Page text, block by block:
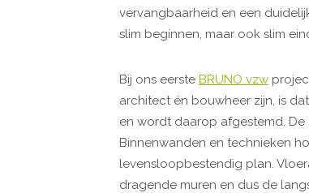
vervangbaarheid en een
slim beginnen, maar ook slim
Bij ons eerste BRUNO vzw
architect én bouwheer zijn, is
en wordt daarop afgestemd.
Binnenwanden en technieken
levensloopbestendig plan.
dragende muren en dus de